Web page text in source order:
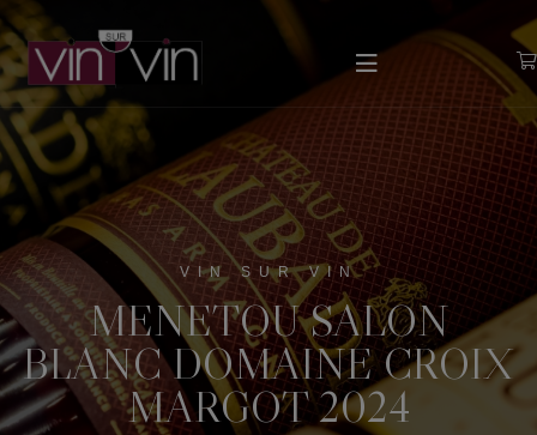
VIN SUR VIN
MENETOU SALON
BLANC DOMAINE CROIX
MARGOT 2024